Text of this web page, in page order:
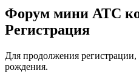
Форум мини АТС
Регистрация
Для продолжения
рождения.